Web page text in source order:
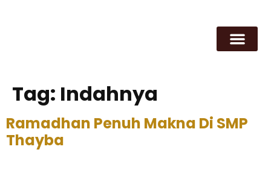
Tag: Indahnya
Ramadhan Penuh Makna Di SMP
Thayba